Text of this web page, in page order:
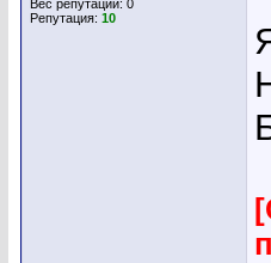
Вес репутации: 0
Репутация: 10